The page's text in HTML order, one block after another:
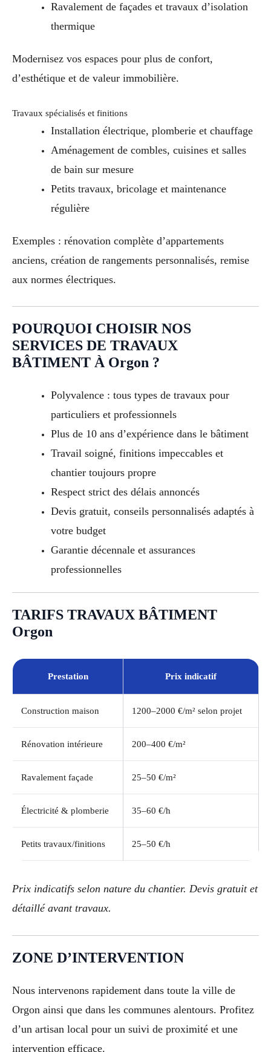
Ravalement de façades et travaux d’isolation
thermique
Modernisez vos espaces pour plus de confort,
d’esthétique et de valeur immobilière.
Travaux spécialisés et finitions
Installation électrique, plomberie et chauffage
Aménagement de combles, cuisines et salles
de bain sur mesure
Petits travaux, bricolage et maintenance
régulière
Exemples : rénovation complète d’appartements
anciens, création de rangements personnalisés, remise
aux normes électriques.
POURQUOI CHOISIR NOS
SERVICES DE TRAVAUX
BÂTIMENT À Orgon ?
Polyvalence : tous types de travaux pour
particuliers et professionnels
Plus de 10 ans d’expérience dans le bâtiment
Travail soigné, finitions impeccables et
chantier toujours propre
Respect strict des délais annoncés
Devis gratuit, conseils personnalisés adaptés à
votre budget
Garantie décennale et assurances
professionnelles
TARIFS TRAVAUX BÂTIMENT
Orgon
Prestation Prix indicatif
Construction maison 1200–2000 €/m² selon projet
Rénovation intérieure 200–400 €/m²
Ravalement façade 25–50 €/m²
Électricité & plomberie 35–60 €/h
Petits travaux/finitions 25–50 €/h
Prix indicatifs selon nature du chantier. Devis gratuit et
détaillé avant travaux.
ZONE D’INTERVENTION
Nous intervenons rapidement dans toute la ville de
Orgon ainsi que dans les communes alentours. Profitez
d’un artisan local pour un suivi de proximité et une
intervention efficace.